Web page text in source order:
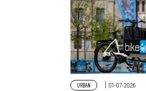
URBAN | 01-07-2026